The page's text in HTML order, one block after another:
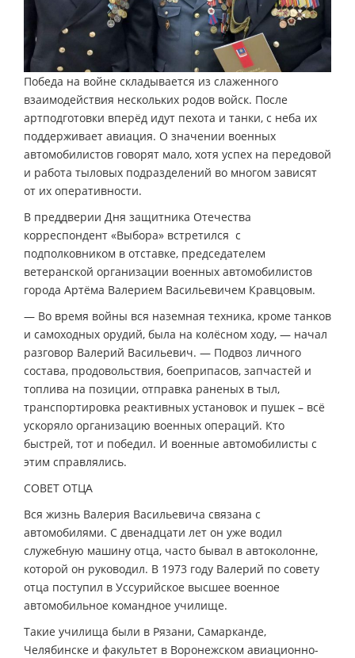
Победа на войне складывается из слаженного
взаимодействия нескольких родов войск. После
артподготовки вперёд идут пехота и танки, с неба их
поддерживает авиация. О значении военных
автомобилистов говорят мало, хотя успех на передовой
и работа тыловых подразделений во многом зависят
от их оперативности.
В преддверии Дня защитника Отечества
корреспондент «Выбора» встретился с
подполковником в отставке, председателем
ветеранской организации военных автомобилистов
города Артёма Валерием Васильевичем Кравцовым.
— Во время войны вся наземная техника, кроме танков
и самоходных орудий, была на колёсном ходу, — начал
разговор Валерий Васильевич. — Подвоз личного
состава, продовольствия, боеприпасов, запчастей и
топлива на позиции, отправка раненых в тыл,
транспортировка реактивных установок и пушек – всё
ускоряло организацию военных операций. Кто
быстрей, тот и победил. И военные автомобилисты с
этим справлялись.
СОВЕТ ОТЦА
Вся жизнь Валерия Васильевича связана с
автомобилями. С двенадцати лет он уже водил
служебную машину отца, часто бывал в автоколонне,
которой он руководил. В 1973 году Валерий по совету
отца поступил в Уссурийское высшее военное
автомобильное командное училище.
Такие училища были в Рязани, Самарканде,
Челябинске и факультет в Воронежском авиационно-